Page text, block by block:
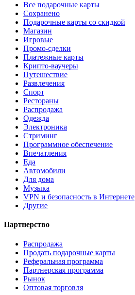
Все подарочные карты
Сохранено
Подарочные карты со скидкой
Магазин
Игровые
Промо-сделки
Платежные карты
Крипто-ваучеры
Путешествие
Развлечения
Спорт
Рестораны
Распродажа
Одежда
Электроника
Стриминг
Программное обеспечение
Впечатления
Еда
Автомобили
Для дома
Музыка
VPN и безопасность в Интернете
Другие
Партнерство
Распродажа
Продать подарочные карты
Реферальная программа
Партнерская программа
Рынок
Оптовая торговля